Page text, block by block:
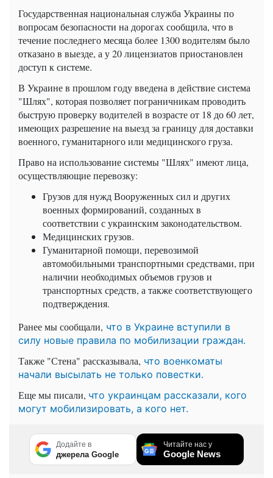
Государственная национальная служба Украины по
вопросам безопасности на дорогах сообщила, что в
течение последнего месяца более 1300 водителям было
отказано в выезде, а у 20 лицензиатов приостановлен
доступ к системе.
В Украине в прошлом году введена в действие система
"Шлях", которая позволяет пограничникам проводить
быструю проверку водителей в возрасте от 18 до 60 лет,
имеющих разрешение на выезд за границу для доставки
военного, гуманитарного или медицинского груза.
Право на использование системы "Шлях" имеют лица,
осуществляющие перевозку:
Грузов для нужд Вооруженных сил и других
военных формирований, созданных в
соответствии с украинским законодательством.
Медицинских грузов.
Гуманитарной помощи, перевозимой
автомобильными транспортными средствами, при
наличии необходимых объемов грузов и
транспортных средств, а также соответствующего
подтверждения.
Ранее мы сообщали, что в Украине вступили в
силу новые правила по мобилизации граждан.
Также "Стена" рассказывала, что военкоматы
начали высылать не только повестки.
Еще мы писали, что украинцам рассказали, кого
могут мобилизировать, а кого нет.
Додайте в
джерела Google
Читайте нас у
Google News